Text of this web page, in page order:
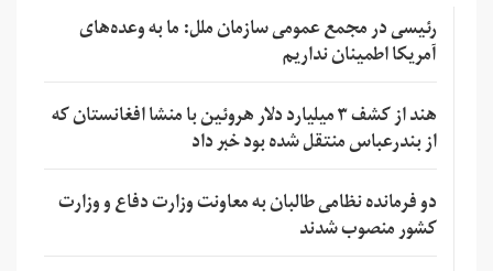
رئیسی در مجمع عمومی سازمان ملل: ما به وعده‌های
آمریکا اطمینان نداریم
هند از کشف ۳ میلیارد دلار هروئین با منشا افغانستان که
از بندرعباس منتقل شده بود خبر داد
دو فرمانده نظامی طالبان به معاونت وزارت دفاع و وزارت
کشور منصوب شدند